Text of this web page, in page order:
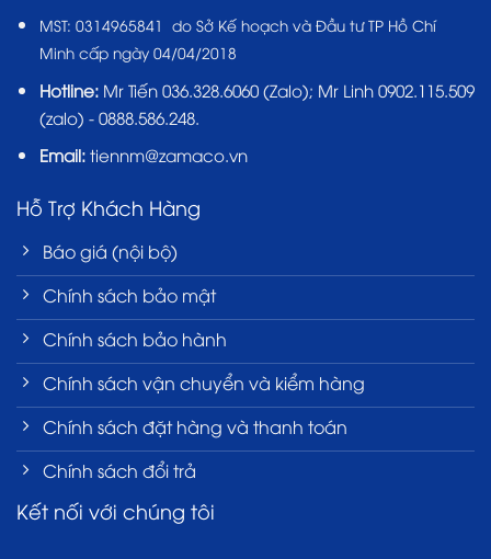
MST: 0314965841 do Sở Kế hoạch và Đầu tư TP Hồ Chí
Minh cấp ngày 04/04/2018
Hotline: Mr Tiến 036.328.6060(Zalo); Mr Linh 0902.115.509
(zalo) - 0888.586.248.
Email:tiennm@zamaco.vn
Hỗ Trợ Khách Hàng
Báo giá (nội bộ)
Chính sách bảo mật
Chính sách bảo hành
Chính sách vận chuyển và kiểm hàng
Chính sách đặt hàng và thanh toán
Chính sách đổi trả
Kết nối với chúng tôi